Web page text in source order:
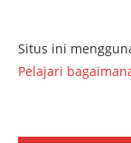
Situs ini
Pelajari